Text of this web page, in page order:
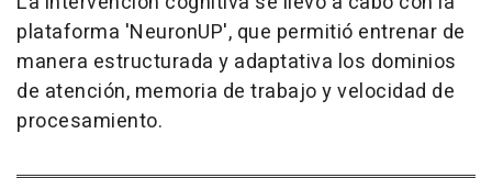
plataforma 'NeuronUP', que permitió entrenar de
manera estructurada y adaptativa los dominios
de atención, memoria de trabajo y velocidad de
procesamiento.